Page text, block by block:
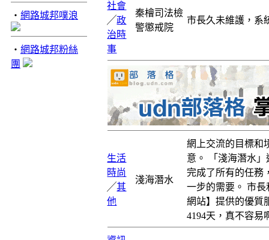
‧ 網路城邦噗浪
‧ 網路城邦粉絲
團
社會
╱政
治時
事
秦檜司法檢
警懲戒院
市長久未維護，系
生活
時尚
╱其
他
淺海潛水
網上交流的目標和
意。 「淺海潛水
完成了所有的任務
一步的需要。 市
網站】提供的優質
4194天，真不容易